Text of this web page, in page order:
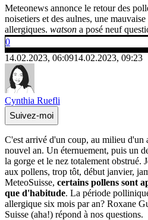
Meteonews annonce le retour des
noisetiers et des aulnes, une
allergiques. watson a posé neuf
0
14.02.2023, 06:0914.02.2023, 09:23
Cynthia Ruefli
Suivez-moi
C'est arrivé d'un coup, au milieu d'un
nouvel an. Un éternuement, puis un
la gorge et le nez totalement obstrué.
aux pollens, trop tôt, début janvier,
MeteoSuisse, certains pollens sont
que d'habitude. La période
allergique six mois par an? Roxane
Suisse (aha!) répond à nos questions.